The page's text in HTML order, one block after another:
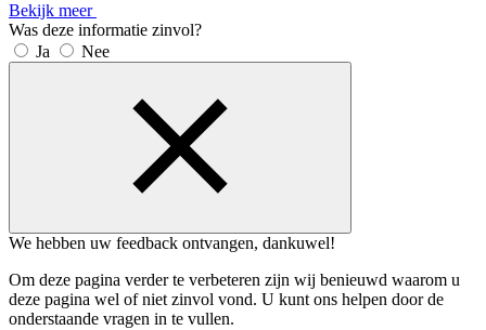
Bekijk meer
Was deze informatie zinvol?
Ja
Nee
We hebben uw feedback ontvangen, dankuwel!
Om deze pagina verder te verbeteren zijn wij benieuwd waarom u
deze pagina wel of niet zinvol vond. U kunt ons helpen door de
onderstaande vragen in te vullen.